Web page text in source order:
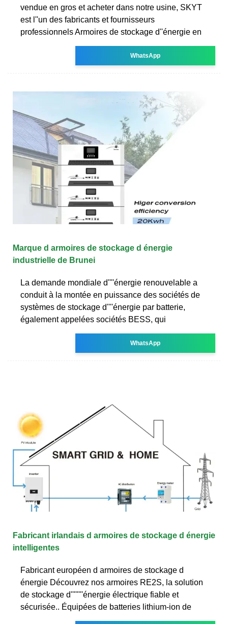
vendue en gros et acheter dans notre usine, SKYT
est l''un des fabricants et fournisseurs
professionnels Armoires de stockage d''énergie en
WhatsApp
Marque d armoires de stockage d énergie
industrielle de Brunei
La demande mondiale d''''énergie renouvelable a
conduit à la montée en puissance des sociétés de
systèmes de stockage d''''énergie par batterie,
également appelées sociétés BESS, qui
WhatsApp
Fabricant irlandais d armoires de stockage d énergie
intelligentes
Fabricant européen d armoires de stockage d
énergie Découvrez nos armoires RE2S, la solution
de stockage d''''''''énergie électrique fiable et
sécurisée.. Équipées de batteries lithium-ion de